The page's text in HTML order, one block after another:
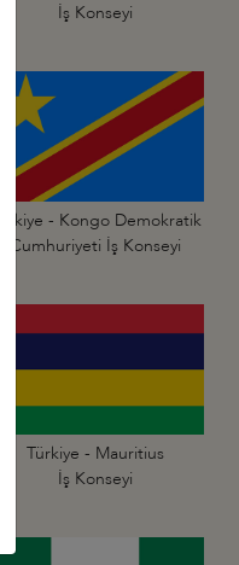
İş Konseyi
Türkiye - Kongo Demokratik
Cumhuriyeti İş Konseyi
Türkiye - Mauritius
İş Konseyi